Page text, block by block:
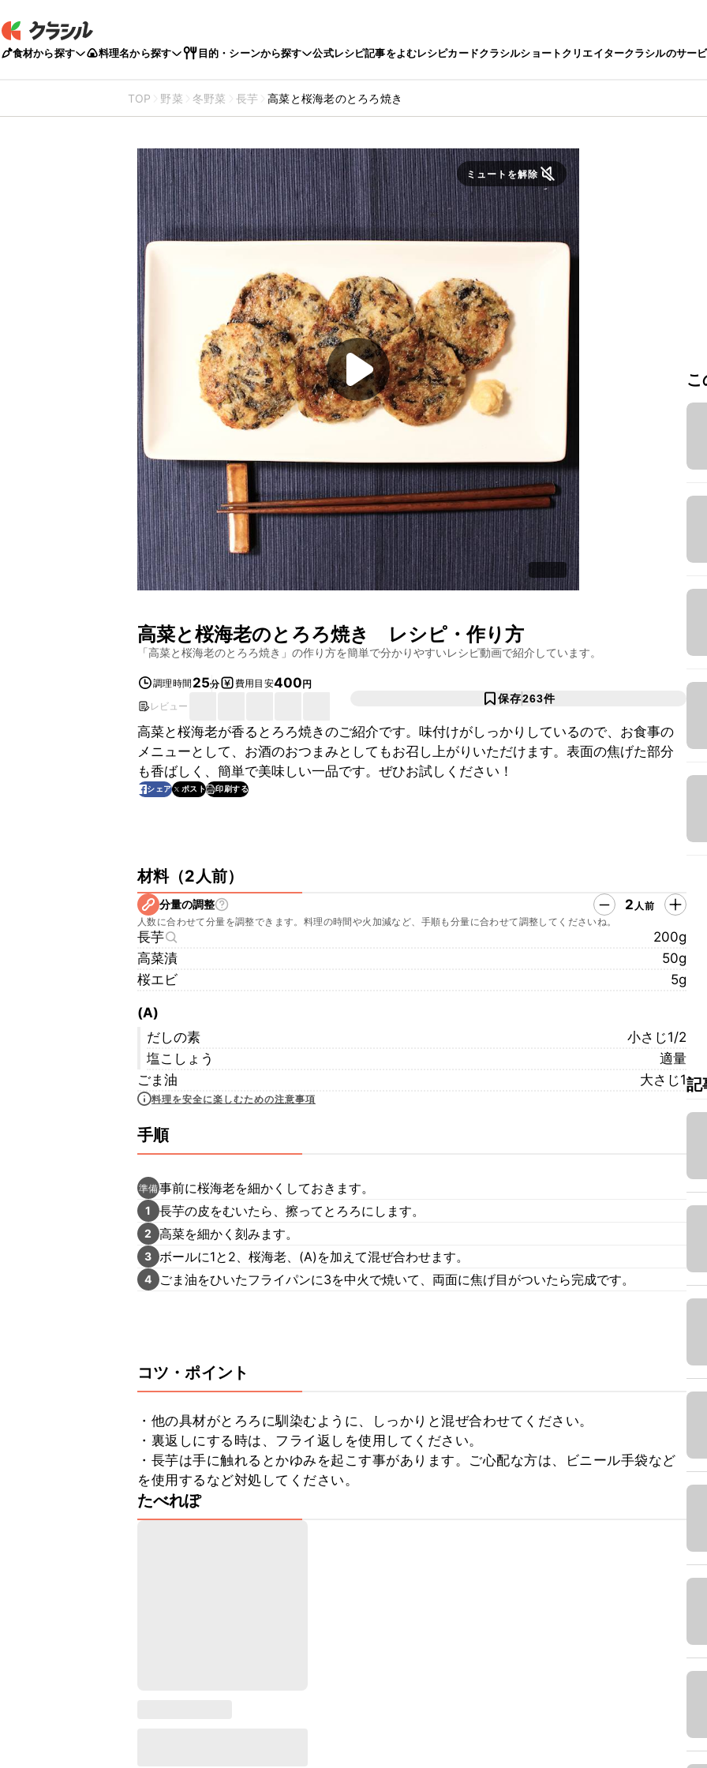
食材から探す 料理名から探す 目的・シーンから探す 公式レシピ記事をよむレシピカードクラシルショートクリエイタークラシルのサー
TOP 野菜 冬野菜 長芋 高菜と桜海老のとろろ焼き
ミュートを解除
高菜と桜海老のとろろ焼き レシピ・作り方
「高菜と桜海老のとろろ焼き 」の作り方を簡単で分かりやすいレシピ動画で紹介しています。
調理時間 25分 費用目安400円
レビュー
保存263件
高菜と桜海老が香るとろろ焼きのご紹介です。味付けがしっかりしているので、お食事の
メニューとして、お酒のおつまみとしてもお召し上がりいただけます。表面の焦げた部分
も香ばしく、簡単で美味しい一品です。ぜひお試しください！
シェア ポスト 印刷する
材料（2人前）
分量の調整 2 人前
人数に合わせて分量を調整できます。料理の時間や火加減など、手順も分量に合わせて調整してくださいね。
長芋
200g
高菜漬
50g
桜エビ
5g
(A)
だしの素
小さじ1/2
塩こしょう
適量
ごま油
大さじ1
料理を安全に楽しむための注意事項
手順
準備事前に桜海老を細かくしておきます。
1 長芋の皮をむいたら、擦ってとろろにします。
2 高菜を細かく刻みます。
3 ボールに1と2、桜海老、(A)を加えて混ぜ合わせます。
4 ごま油をひいたフライパンに3を中火で焼いて、両面に焦げ目がついたら完成です。
コツ・ポイント
・他の具材がとろろに馴染むように、しっかりと混ぜ合わせてください。
・裏返しにする時は、フライ返しを使用してください。
・長芋は手に触れるとかゆみを起こす事があります。ご心配な方は、ビニール手袋など
を使用するなど対処してください。
たべれぽ
記